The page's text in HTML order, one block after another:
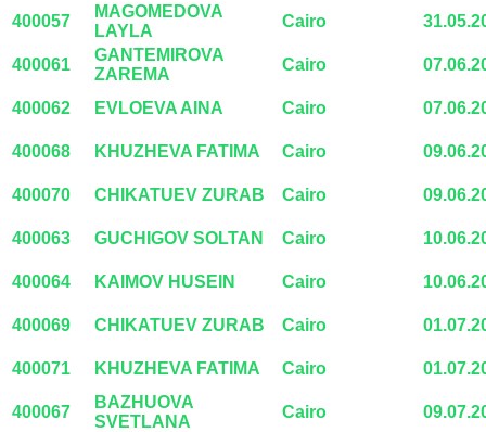
400057
MAGOMEDOVA
LAYLA
Cairo
400061
GANTEMIROVA
ZAREMA
Cairo
400062 EVLOEVA AINA Cairo
400068 KHUZHEVA FATIMA Cairo
400070 CHIKATUEV ZURAB Cairo
400063 GUCHIGOV SOLTAN Cairo
400064 KAIMOV HUSEIN Cairo
400069 CHIKATUEV ZURAB Cairo
400071 KHUZHEVA FATIMA Cairo
400067
BAZHUOVA
SVETLANA
Cairo